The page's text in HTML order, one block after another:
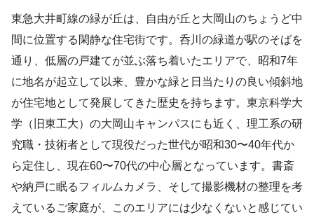
東急大井町線の緑が丘は、自由が丘と大岡山のちょうど中
間に位置する閑静な住宅街です。呑川の緑道が駅のそばを
通り、低層の戸建てが並ぶ落ち着いたエリアで、昭和7年
に地名が起立して以来、豊かな緑と日当たりの良い傾斜地
が住宅地として発展してきた歴史を持ちます。東京科学大
学（旧東工大）の大岡山キャンパスにも近く、理工系の研
究職・技術者として現役だった世代が昭和30〜40年代か
ら定住し、現在60〜70代の中心層となっています。書斎
や納戸に眠るフィルムカメラ、そして撮影機材の整理を考
えているご家庭が、このエリアには少なくないと感じてい